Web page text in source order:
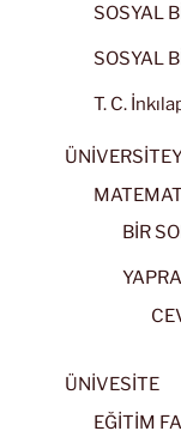
SOSYAL
SOSYAL
T. C.
BİR
ÜNİVESİTE
EĞİTİM